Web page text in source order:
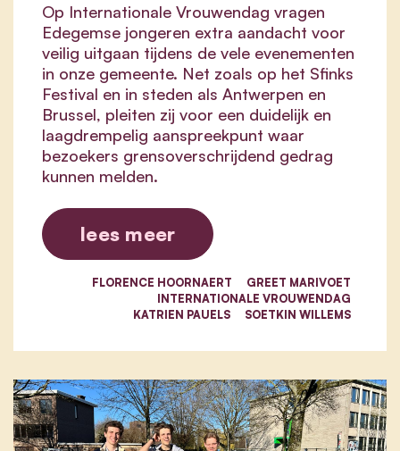
Op Internationale Vrouwendag vragen
Edegemse jongeren extra aandacht voor
veilig uitgaan tijdens de vele evenementen
in onze gemeente. Net zoals op het Sfinks
Festival en in steden als Antwerpen en
Brussel, pleiten zij voor een duidelijk en
laagdrempelig aanspreekpunt waar
bezoekers grensoverschrijdend gedrag
kunnen melden.
lees meer
FLORENCE HOORNAERT
GREET MARIVOET
INTERNATIONALE VROUWENDAG
KATRIEN PAUELS
SOETKIN WILLEMS